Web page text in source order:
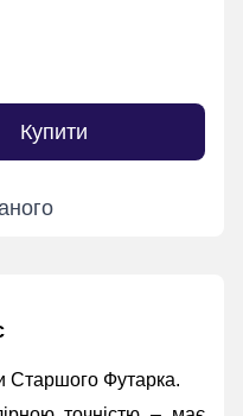
Купити
Старшого Футарка.